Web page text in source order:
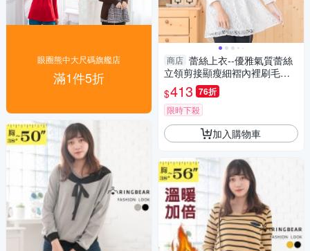
眼圈熊中大尺碼旗艦店
滿1件5折
商店 蕾絲上衣--優雅氣質蕾絲
立領剪接顯瘦細褶內裡刷毛長
上衣(白.黑M-2L)-X292眼圈熊
中大尺碼
$413 76折
限時下殺
加入購物車